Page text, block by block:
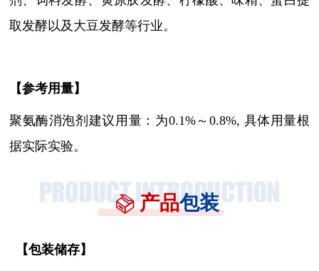
取发酵以及大豆发酵等行业。
【参考用量】
聚氨酶消泡剂建议用量：为0.1%～0.8%, 具体用量根
据实际实验。
产品包装
【包装储存】